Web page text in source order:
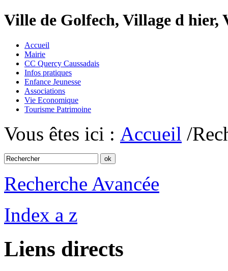
Ville de Golfech, Village d
Accueil
Mairie
CC Quercy Caussadais
Infos pratiques
Enfance Jeunesse
Associations
Vie Economique
Tourisme Patrimoine
Vous êtes ici : Accueil /
Recherche Avancée
Index a z
Liens directs